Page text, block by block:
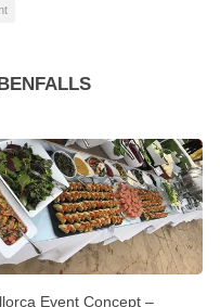
Event Concept –